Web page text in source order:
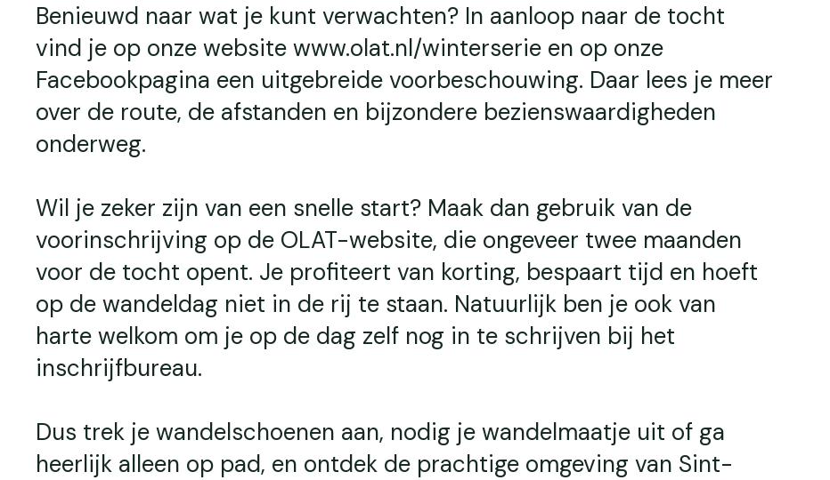
Benieuwd naar wat je kunt verwachten? In aanloop naar de tocht
vind je op onze website www.olat.nl/winterserie en op onze
Facebookpagina een uitgebreide voorbeschouwing. Daar lees je meer
over de route, de afstanden en bijzondere bezienswaardigheden
onderweg.
Wil je zeker zijn van een snelle start? Maak dan gebruik van de
voorinschrijving op de OLAT-website, die ongeveer twee maanden
voor de tocht opent. Je profiteert van korting, bespaart tijd en hoeft
op de wandeldag niet in de rij te staan. Natuurlijk ben je ook van
harte welkom om je op de dag zelf nog in te schrijven bij het
inschrijfbureau.
Dus trek je wandelschoenen aan, nodig je wandelmaatje uit of ga
heerlijk alleen op pad, en ontdek de prachtige omgeving van Sint-